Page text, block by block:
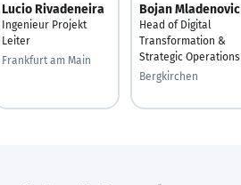
Lucio Rivadeneira
Ingenieur Projekt
Leiter
Frankfurt am Main
Bojan Mladenovic
Head of Digital
Transformation &
Strategic Operations
Bergkirchen